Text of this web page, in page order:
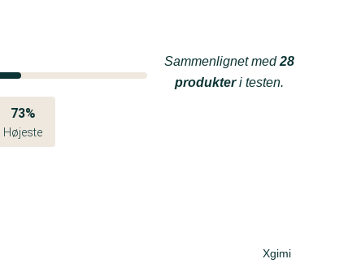
73%
Højeste
Sammenlignet med28
produkteri testen.
Xgimi